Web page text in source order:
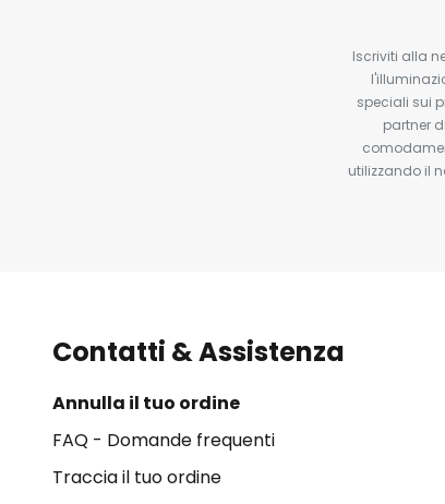
Iscriviti alla
speciali sui
partner
utilizzando il
Contatti & Assistenza
Annulla il tuo ordine
FAQ - Domande frequenti
Traccia il tuo ordine